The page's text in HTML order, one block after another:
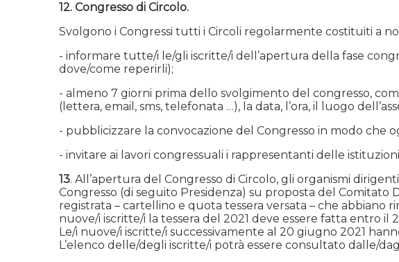
12. Congresso di Circolo.
Svolgono i Congressi tutti i Circoli regolarmente costituiti a
- informare tutte/i le/gli iscritte/i dell’apertura della fase
dove/come reperirli);
- almeno 7 giorni prima dello svolgimento del congresso,
(lettera, email, sms, telefonata …), la data, l’ora, il luogo
- pubblicizzare la convocazione del Congresso in modo che
- invitare ai lavori congressuali i rappresentanti delle
13. All’apertura del Congresso di Circolo, gli organismi
Congresso (di seguito Presidenza) su proposta del
registrata – cartellino e quota tessera versata – che abbiano
nuove/i iscritte/i la tessera del 2021 deve essere fatta entro il
Le/i nuove/i iscritte/i successivamente al 20 giugno 2021
L’elenco delle/degli iscritte/i potrà essere consultato dalle/